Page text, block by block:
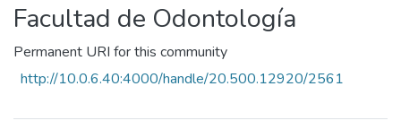
Facultad de Odontología
Permanent URI for this community
http://10.0.6.40:4000/handle/20.500.12920/2561